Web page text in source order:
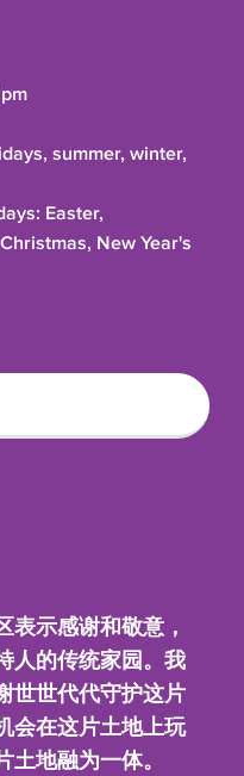
summer, winter,
Easter,
New Year's
表示感谢和敬意，
人的传统家园。我
世世代代守护这片
会在这片土地上玩
地融为一体。